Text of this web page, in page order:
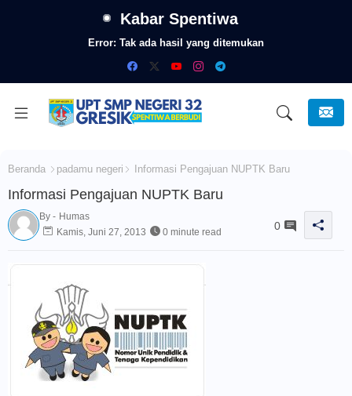
Kabar Spentiwa
Error: Tak ada hasil yang ditemukan
Beranda padamu negeri Informasi Pengajuan NUPTK Baru
Informasi Pengajuan NUPTK Baru
By - Humas
Kamis, Juni 27, 2013
0 minute read 0